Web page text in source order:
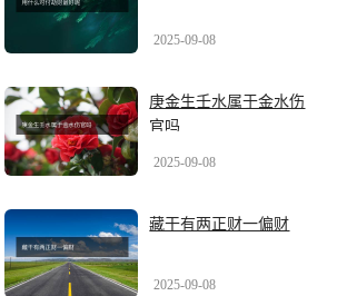
2025-09-08
庚金生壬水属于金水伤
官吗
2025-09-08
藏干有两正财一偏财
2025-09-08